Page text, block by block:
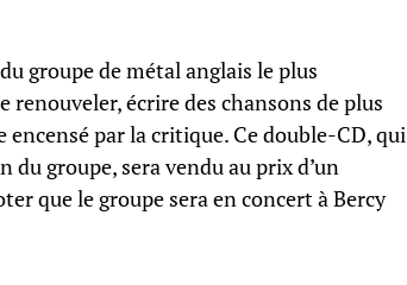
groupe de métal anglais le plus
renouveler, écrire des chansons de plus
encensé par la critique. Ce double-CD, qui
groupe, sera vendu au prix d’un
que le groupe sera en concert à Bercy